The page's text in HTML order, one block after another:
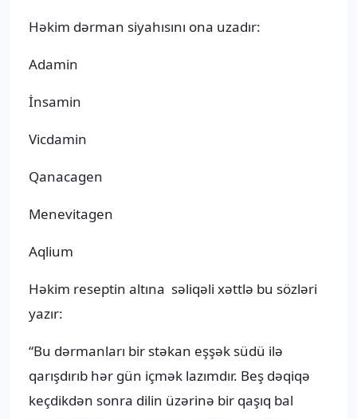
Həkim dərman siyahısını ona uzadır:
Adamin
İnsamin
Vicdamin
Qanacagen
Menevitagen
Aqlium
Həkim reseptin altına səliqəli xəttlə bu sözləri
yazır:
“Bu dərmanları bir stəkan eşşək südü ilə
qarışdırıb hər gün içmək lazımdır. Beş dəqiqə
keçdikdən sonra dilin üzərinə bir qaşıq bal